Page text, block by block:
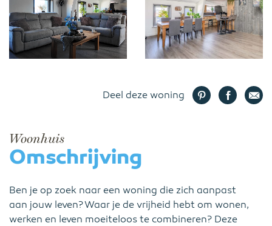
Deel deze woning
Woonhuis
Omschrijving
Ben je op zoek naar een woning die zich aanpast
aan jouw leven? Waar je de vrijheid hebt om wonen,
werken en leven moeiteloos te combineren? Deze